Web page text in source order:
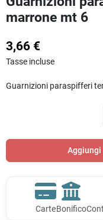
marrone mt 6
3,66 €
Tasse incluse
Guarnizioni paraspifferi
CarteBonifico